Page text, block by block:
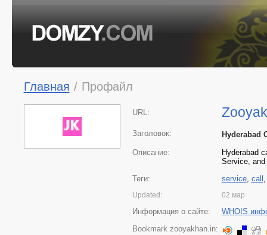
Главная / Профайл
URL:
Заголовок:
Hyderabad
Описание:
Hyderabad
Service,
Теги:
service, call
Updated: 02 мар
Информация о сайте:
WHOIS
Bookmark zooyakhan.in: